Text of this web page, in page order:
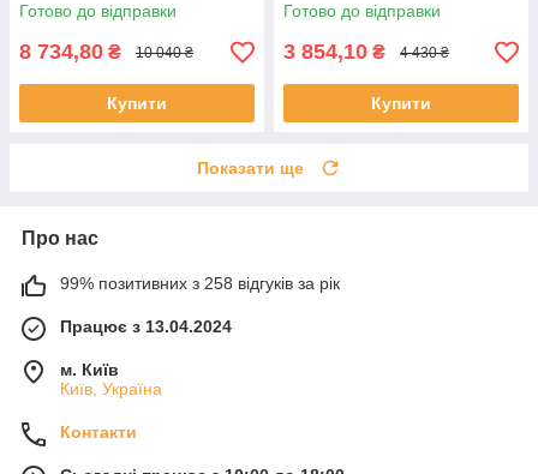
Готово до відправки
8 734,80 ₴ 10 040 ₴
Купити
Готово до відправки
3 854,10 ₴ 4 430 ₴
Купити
Показати ще
Про нас
99% позитивних з 258 відгуків за рік
Працює з 13.04.2024
м. Київ
Київ, Україна
Контакти